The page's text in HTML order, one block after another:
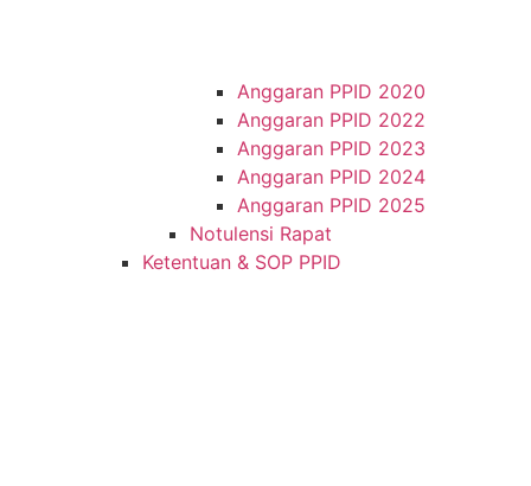
Anggaran PPID 2020
Anggaran PPID 2022
Anggaran PPID 2023
Anggaran PPID 2024
Anggaran PPID 2025
Notulensi Rapat
Ketentuan & SOP PPID